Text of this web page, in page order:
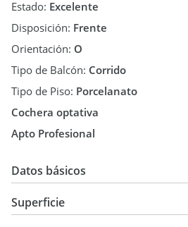
Estado: Excelente
Disposición: Frente
Orientación: O
Tipo de Balcón: Corrido
Tipo de Piso: Porcelanato
Cochera optativa
Apto Profesional
Datos básicos
Venta
Superficie